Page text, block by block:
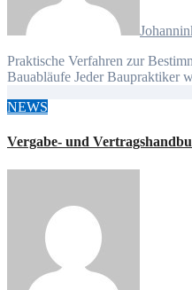
Praktische Verfahren zur Bestimmung der Vergütungsansprüche aus Annahmeverzug und Preisanpassung bei geänderten
Bauabläufe Jeder Baupraktiker
NEWS
Vergabe- und